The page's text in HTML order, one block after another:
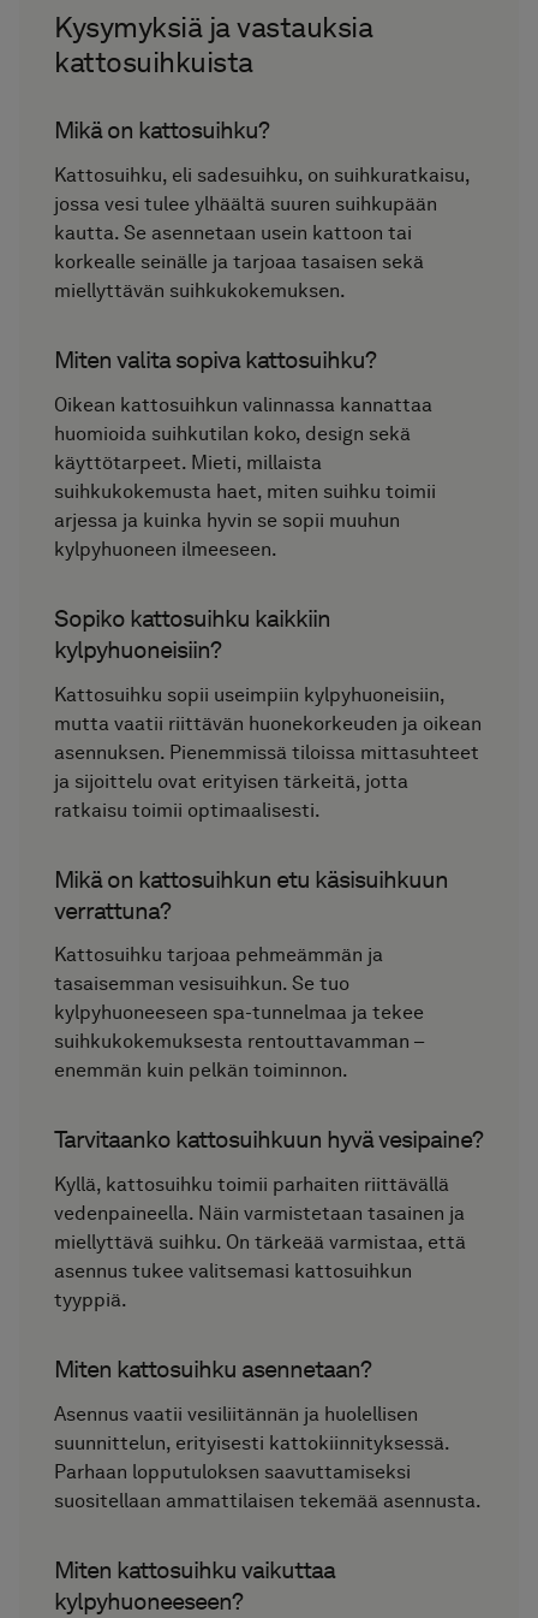
Kysymyksiä ja vastauksia
kattosuihkuista
Mikä on kattosuihku?
Kattosuihku, eli sadesuihku, on suihkuratkaisu,
jossa vesi tulee ylhäältä suuren suihkupään
kautta. Se asennetaan usein kattoon tai
korkealle seinälle ja tarjoaa tasaisen sekä
miellyttävän suihkukokemuksen.
Miten valita sopiva kattosuihku?
Oikean kattosuihkun valinnassa kannattaa
huomioida suihkutilan koko, design sekä
käyttötarpeet. Mieti, millaista
suihkukokemusta haet, miten suihku toimii
arjessa ja kuinka hyvin se sopii muuhun
kylpyhuoneen ilmeeseen.
Sopiko kattosuihku kaikkiin
kylpyhuoneisiin?
Kattosuihku sopii useimpiin kylpyhuoneisiin,
mutta vaatii riittävän huonekorkeuden ja oikean
asennuksen. Pienemmissä tiloissa mittasuhteet
ja sijoittelu ovat erityisen tärkeitä, jotta
ratkaisu toimii optimaalisesti.
Mikä on kattosuihkun etu käsisuihkuun
verrattuna?
Kattosuihku tarjoaa pehmeämmän ja
tasaisemman vesisuihkun. Se tuo
kylpyhuoneeseen spa-tunnelmaa ja tekee
suihkukokemuksesta rentouttavamman –
enemmän kuin pelkän toiminnon.
Tarvitaanko kattosuihkuun hyvä vesipaine?
Kyllä, kattosuihku toimii parhaiten riittävällä
vedenpaineella. Näin varmistetaan tasainen ja
miellyttävä suihku. On tärkeää varmistaa, että
asennus tukee valitsemasi kattosuihkun
tyyppiä.
Miten kattosuihku asennetaan?
Asennus vaatii vesiliitännän ja huolellisen
suunnittelun, erityisesti kattokiinnityksessä.
Parhaan lopputuloksen saavuttamiseksi
suositellaan ammattilaisen tekemää asennusta.
Miten kattosuihku vaikuttaa
kylpyhuoneeseen?